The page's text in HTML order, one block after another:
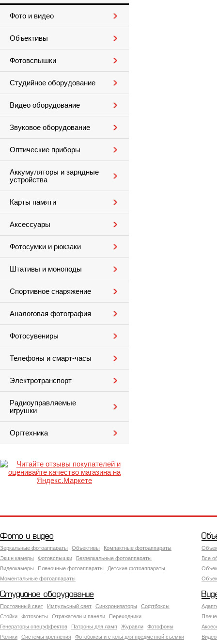
Фото и видео
Объективы
Фотовспышки
Студийное оборудование
Видео оборудование
Звуковое оборудование
Оптические приборы
Аккумуляторы и зарядные
устройства
Карты памяти
Аксессуары
Фотосумки и рюкзаки
Штативы и моноподы
Спортивное снаряжение
Аналоговая фотография
Фотосувениры
Телефоны и смарт-часы
Электротранспорт
Радиоуправляемые
игрушки
Оргтехника
Фото и видео
Зеркальные фотоаппараты Объективы
Компактные фотоаппараты
Экшн камеры
Фотовспышки
Беззеркальные фотоаппараты
Видеокамеры
Пленочные фотоаппараты
Детские фотоаппараты
Моментальные фотоаппараты
Все
Студийное оборудование
Постоянный свет Импульсный свет Синхронизаторы
Софтбоксы
Стойки
Фотозонты Отражатели и панели
Переходники
Генераторы спецэффектов
Патроны для ламп Журавли
Фотофоны
Ролики
Системы крепления
Фотобоксы и столы для предметной съемки